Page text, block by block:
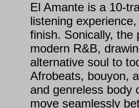
El Amante is a 10-
listening
finish. Sonically, the
modern R&B,
alternative soul to
Afrobeats, bouyon,
and genreless body
move seamlessly